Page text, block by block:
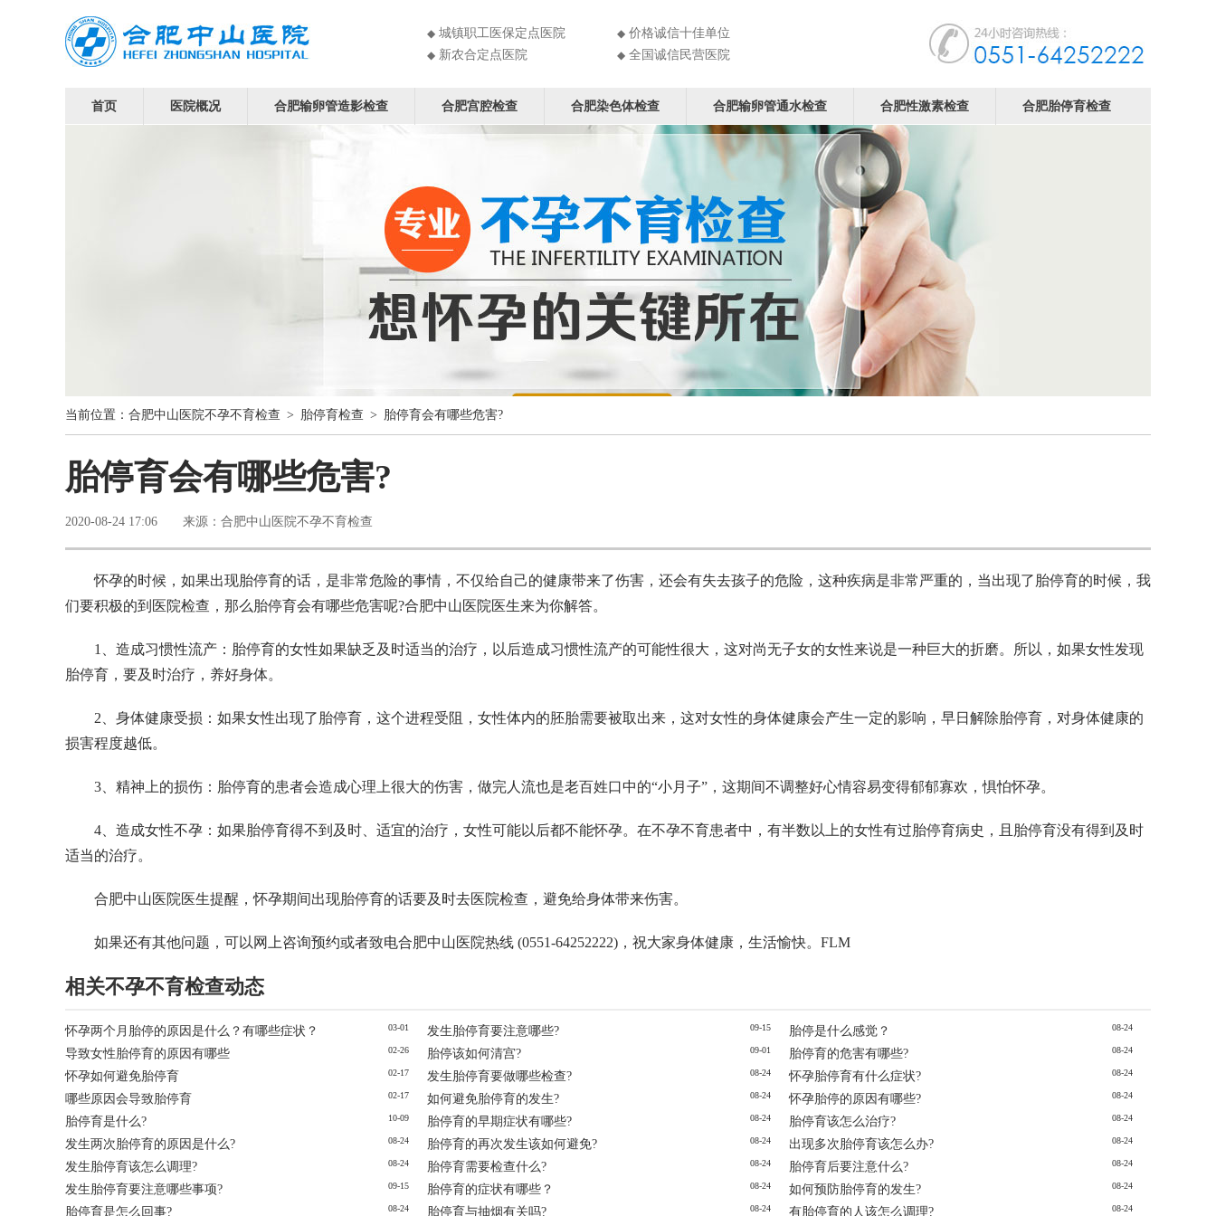
◆ 城镇职工医保定点医院 ◆ 价格诚信十佳单位
◆ 新农合定点医院 ◆ 全国诚信民营医院
首页 医院概况 合肥输卵管造影检查 合肥宫腔检查 合肥染色体检查 合肥输卵管通水检查 合肥性激素检查 合肥胎停育检查
当前位置： 合肥中山医院不孕不育检查 > 胎停育检查 > 胎停育会有哪些危害?
胎停育会有哪些危害?
2020-08-24 17:06 来源：合肥中山医院不孕不育检查
怀孕的时候，如果出现胎停育的话，是非常危险的事情，不仅给自己的健康带来了伤害，还会有失去孩子的危险，这种疾病是非常严重的，当出现了胎停育的时候，我
们要积极的到医院检查，那么胎停育会有哪些危害呢?合肥中山医院医生来为你解答。
1、造成习惯性流产：胎停育的女性如果缺乏及时适当的治疗，以后造成习惯性流产的可能性很大，这对尚无子女的女性来说是一种巨大的折磨。所以，如果女性发现
胎停育，要及时治疗，养好身体。
2、身体健康受损：如果女性出现了胎停育，这个进程受阻，女性体内的胚胎需要被取出来，这对女性的身体健康会产生一定的影响，早日解除胎停育，对身体健康的
损害程度越低。
3、精神上的损伤：胎停育的患者会造成心理上很大的伤害，做完人流也是老百姓口中的“小月子”，这期间不调整好心情容易变得郁郁寡欢，惧怕怀孕。
4、造成女性不孕：如果胎停育得不到及时、适宜的治疗，女性可能以后都不能怀孕。在不孕不育患者中，有半数以上的女性有过胎停育病史，且胎停育没有得到及时
适当的治疗。
合肥中山医院医生提醒，怀孕期间出现胎停育的话要及时去医院检查，避免给身体带来伤害。
如果还有其他问题，可以网上咨询预约或者致电合肥中山医院热线 (0551-64252222)，祝大家身体健康，生活愉快。FLM
相关不孕不育检查动态
03-01
怀孕两个月胎停的原因是什么？有哪些症状？
02-26
导致女性胎停育的原因有哪些
02-17
怀孕如何避免胎停育
02-17
哪些原因会导致胎停育
10-09
胎停育是什么?
09-15
发生胎停育要注意哪些?
09-01
胎停该如何清宫?
08-24
发生胎停育要做哪些检查?
08-24
如何避免胎停育的发生?
08-24
胎停育的早期症状有哪些?
08-24
胎停是什么感觉？
08-24
胎停育的危害有哪些?
08-24
怀孕胎停育有什么症状?
08-24
怀孕胎停的原因有哪些?
08-24
胎停育该怎么治疗?
08-24
发生两次胎停育的原因是什么?
08-24
发生胎停育该怎么调理?
09-15
发生胎停育要注意哪些事项?
08-24
胎停育是怎么回事?
08-24
胎停育的再次发生该如何避免?
08-24
胎停育需要检查什么?
08-24
胎停育的症状有哪些？
08-24
胎停育与抽烟有关吗?
08-24
出现多次胎停育该怎么办?
08-24
胎停育后要注意什么?
08-24
如何预防胎停育的发生?
08-24
有胎停育的人该怎么调理?